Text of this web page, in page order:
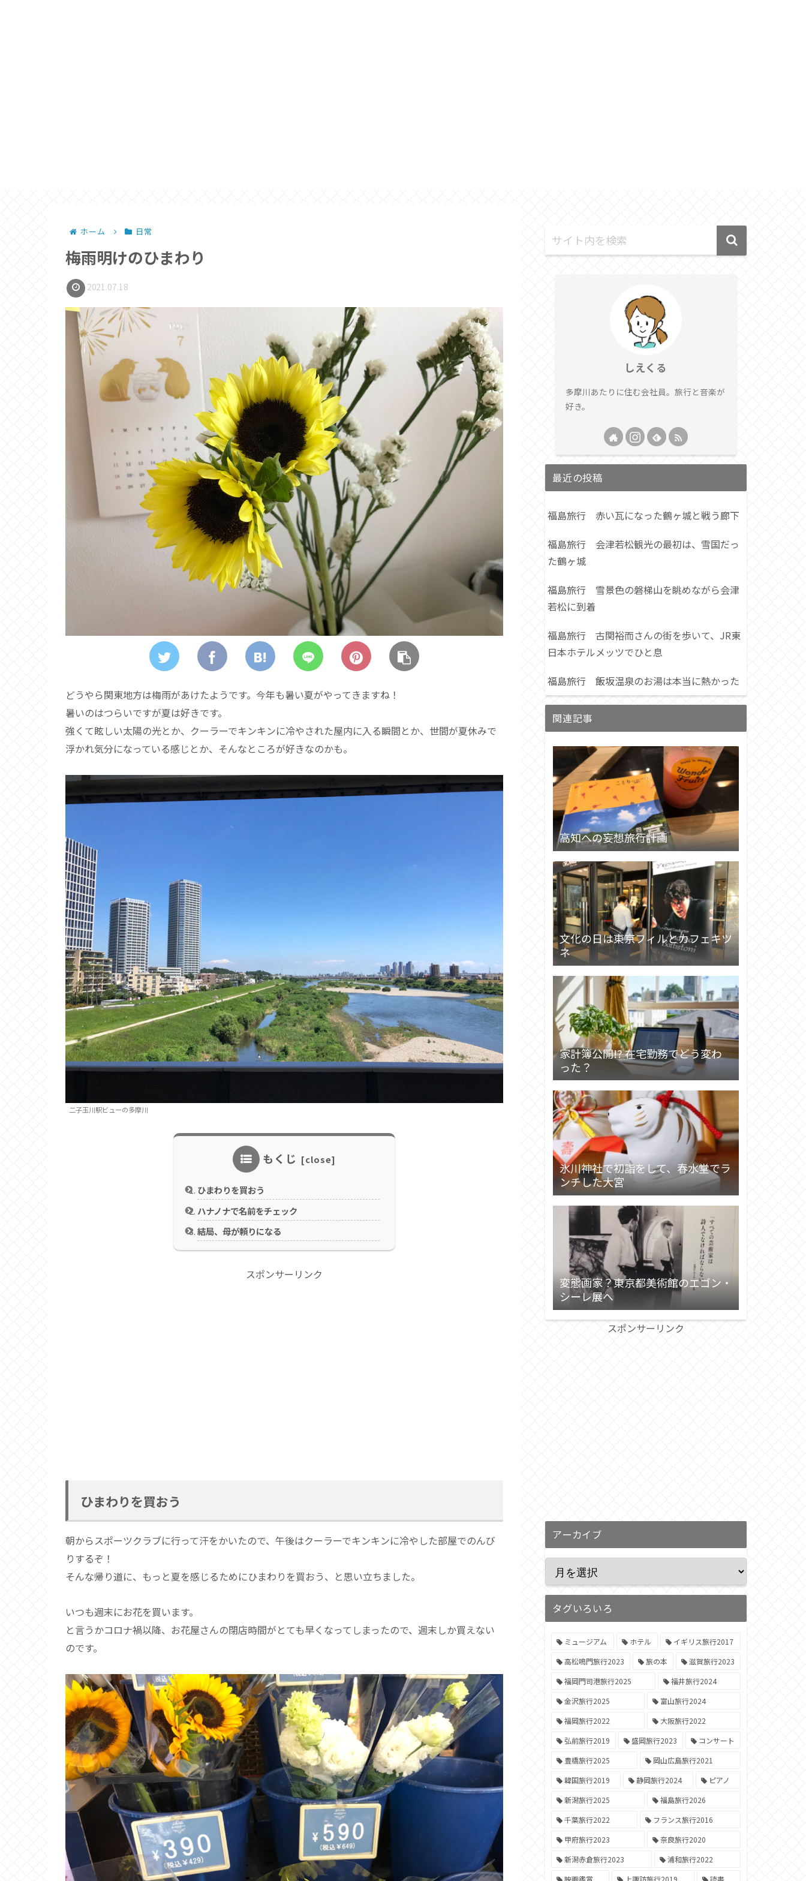
ホーム 日常
梅雨明けのひまわり
2021.07.18
どうやら関東地方は梅雨があけたようです。今年も暑い夏がやってきますね！
暑いのはつらいですが夏は好きです。
強くて眩しい太陽の光とか、クーラーでキンキンに冷やされた屋内に入る瞬間とか、世間が夏休みで
浮かれ気分になっている感じとか、そんなところが好きなのかも。
二子玉川駅ビューの多摩川
もくじ
ひまわりを買おう
ハナノナで名前をチェック
結局、母が頼りになる
スポンサーリンク
ひまわりを買おう
朝からスポーツクラブに行って汗をかいたので、午後はクーラーでキンキンに冷やした部屋でのんび
りするぞ！
そんな帰り道に、もっと夏を感じるためにひまわりを買おう、と思い立ちました。
いつも週末にお花を買います。
と言うかコロナ禍以降、お花屋さんの閉店時間がとても早くなってしまったので、週末しか買えない
のです。
しえくる
多摩川あたりに住む会社員。旅行と音楽が
好き。
最近の投稿
福島旅行 赤い瓦になった鶴ヶ城と戦う廊下
福島旅行 会津若松観光の最初は、雪国だっ
た鶴ヶ城
福島旅行 雪景色の磐梯山を眺めながら会津
若松に到着
福島旅行 古関裕而さんの街を歩いて、JR東
日本ホテルメッツでひと息
福島旅行 飯坂温泉のお湯は本当に熱かった
関連記事
高知への妄想旅行計画
文化の日は東京フィルとカフェキツ
ネ
家計簿公開!? 在宅勤務でどう変わ
った？
氷川神社で初詣をして、春水堂でラ
ンチした大宮
変態画家？東京都美術館のエゴン・
シーレ展へ
スポンサーリンク
アーカイブ
タグいろいろ
ミュージアム ホテル
イギリス旅行2017
高松鳴門旅行2023
旅の本
滋賀旅行2023
福岡門司港旅行2025
福井旅行2024
金沢旅行2025
富山旅行2024
福岡旅行2022
大阪旅行2022
弘前旅行2019
盛岡旅行2023
コンサート
豊橋旅行2025
岡山広島旅行2021
韓国旅行2019
静岡旅行2024
ピアノ
新潟旅行2025
福島旅行2026
千葉旅行2022
フランス旅行2016
甲府旅行2023
奈良旅行2020
新潟赤倉旅行2023
浦和旅行2022